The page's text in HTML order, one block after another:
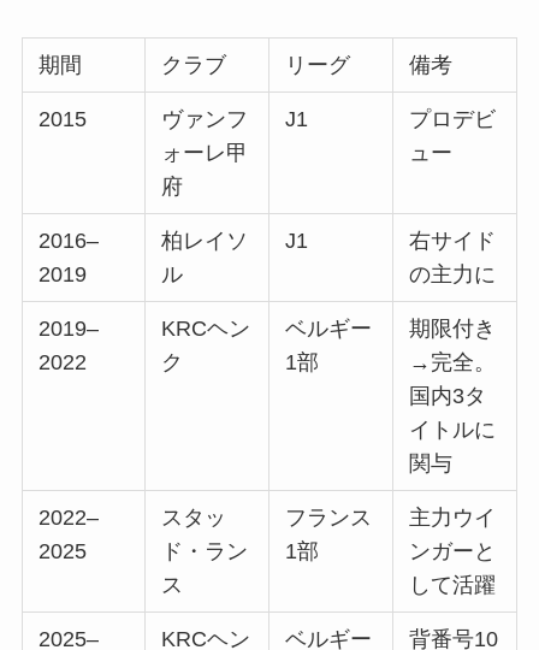
期間 クラブ リーグ 備考
2015
ヴァンフ
ォーレ甲
府
J1
プロデビ
ュー
2016–
2019
柏レイソ
ル
J1
右サイド
の主力に
2019–
2022
KRCヘン
ク
ベルギー
1部
期限付き
→完全。
国内3タ
イトルに
関与
2022–
2025
スタッ
ド・ラン
ス
フランス
1部
主力ウイ
ンガーと
して活躍
2025– KRCヘン ベルギー 背番号10